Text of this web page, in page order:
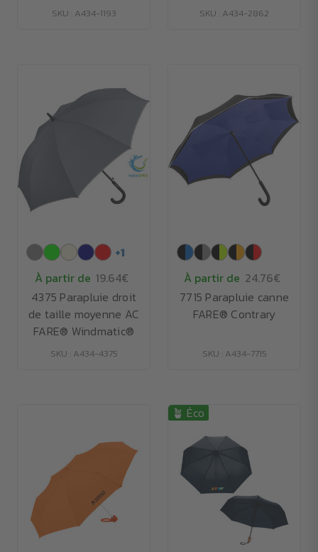
SKU : A434-1193 SKU : A434-2862
+1
À partir de 19.64€
4375 Parapluie droit
de taille moyenne AC
FARE® Windmatic®
SKU : A434-4375
À partir de 24.76€
7715 Parapluie canne
FARE® Contrary
SKU : A434-7715
🪴 Éco